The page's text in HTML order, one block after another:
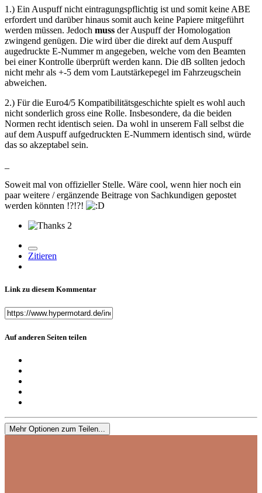
1.) Ein Auspuff nicht eintragungspflichtig ist und somit keine ABE
erfordert und darüber hinaus somit auch keine Papiere mitgeführt
werden müssen. Jedoch muss der Auspuff der Homologation
zwingend genügen. Die wird über die direkt auf dem Auspuff
augedruckte E-Nummer m angegeben, welche vom den Beamten
bei einer Kontrolle überprüft werden kann. Die dB sollten jedoch
nicht mehr als +-5 dem vom Lautstärkepegel im Fahrzeugschein
abweichen.
2.) Für die Euro4/5 Kompatibilitätsgeschichte spielt es wohl auch
nicht sonderlich gross eine Rolle. Insbesondere, da die beiden
Normen recht identisch seien. Da wohl in unserem Fall selbst die
auf dem Auspuff aufgedruckten E-Nummern identisch sind, würde
das so akzeptabel sein.
Soweit mal von offizieller Stelle. Wäre cool, wenn hier noch ein
paar weitere / ergänzende Beitrage von Sachkundigen gepostet
werden könnten !?!?!
2
Zitieren
Link zu diesem Kommentar
Auf anderen Seiten teilen
Mehr Optionen zum Teilen...